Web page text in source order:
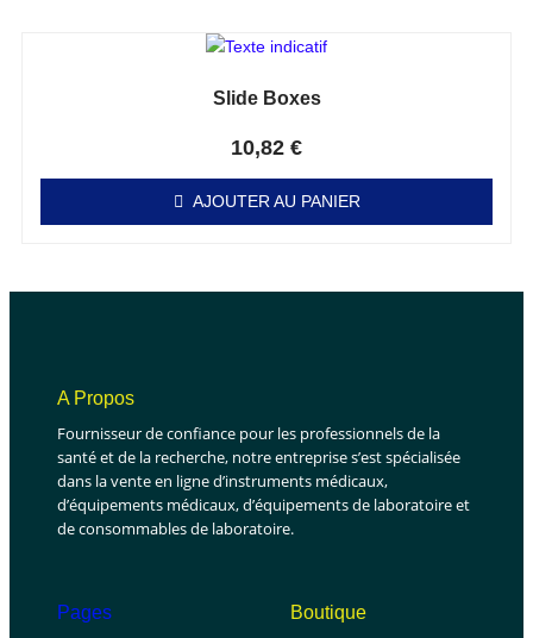
Slide Boxes
10,82 €
AJOUTER AU PANIER
A Propos
Fournisseur de confiance pour les professionnels de la
santé et de la recherche, notre entreprise s’est spécialisée
dans la vente en ligne d’instruments médicaux,
d’équipements médicaux, d’équipements de laboratoire et
de consommables de laboratoire.
Pages Boutique